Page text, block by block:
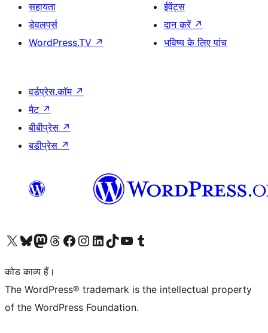
सहायता
डेवलपर्स
WordPress.TV ↗
ईवेंट्स
दान करें ↗
भविष्य के लिए पांच
वर्डप्रेस.कॉम ↗
मैट ↗
बीबीप्रेस ↗
बडीप्रेस ↗
Visit our X (formerly Twitter) account
हमारे बलुस्की खाते पर जाएँVisit our Mastodon account
हमारे थ्रेड्स अकाउंट पर जाएंहमारे फेसबुक पेज पर जाएँहमारे इंस्टाग्राम अकाउंट पर जाएंहमारे लिंक्डइन खाते पर जाएँहमारे टिकटॉक खाते पर जाएँहमारे यूट्यूब चैनल पर जाएंहमारे Tumblr खाते पर जाएँ
कोड काव्य हैं।
The WordPress® trademark is the intellectual property
of the WordPress Foundation.